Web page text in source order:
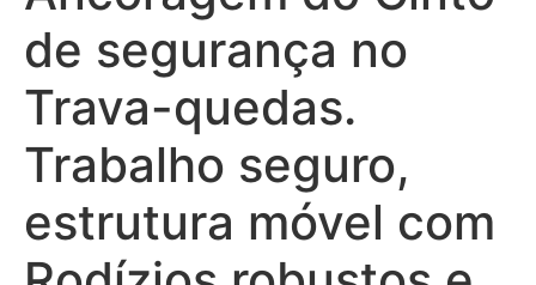
de segurança no
Trava-quedas.
Trabalho seguro,
estrutura móvel com